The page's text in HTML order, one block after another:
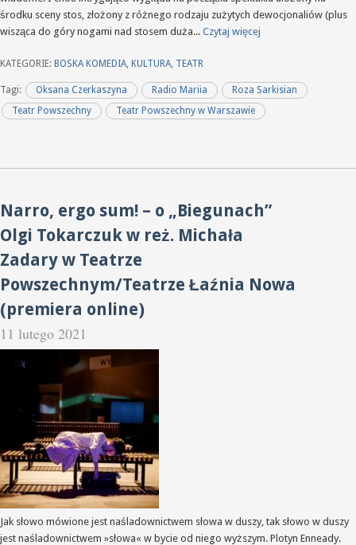
środku sceny stos, złożony z różnego rodzaju zużytych dewocjonaliów (plus
wisząca do góry nogami nad stosem duża... Czytaj więcej
KATEGORIE: BOSKA KOMEDIA KULTURA TEATR
Tagi: Oksana Czerkaszyna Radio Mariia
Roza Sarkisian
Teatr Powszechny
Teatr Powszechny w Warszawie
Narro, ergo sum! – o „Biegunach”
Olgi Tokarczuk w reż. Michała
Zadary w Teatrze
Powszechnym/Teatrze Łaźnia Nowa
(premiera online)
11 lutego 2021
Jak słowo mówione jest naśladownictwem słowa w duszy, tak słowo w duszy
jest naśladownictwem »słowa« w bycie od niego wyższym. Plotyn Enneady.